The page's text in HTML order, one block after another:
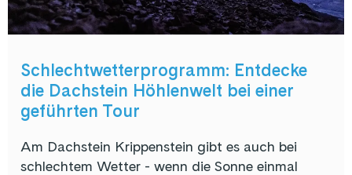
Schlechtwetterprogramm: Entdecke
die Dachstein Höhlenwelt bei einer
geführten Tour
Am Dachstein Krippenstein gibt es auch bei
schlechtem Wetter - wenn die Sonne einmal